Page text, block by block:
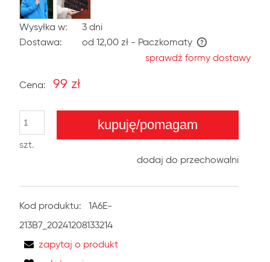
Wysyłka w:
3 dni
Dostawa:
od 12,00 zł - Paczkomaty
sprawdź formy dostawy
Cena: 99 zł
szt.
kupuję/pomagam
dodaj do przechowalni
Kod produktu:
1A6E-
213B7_20241208133214
zapytaj o produkt